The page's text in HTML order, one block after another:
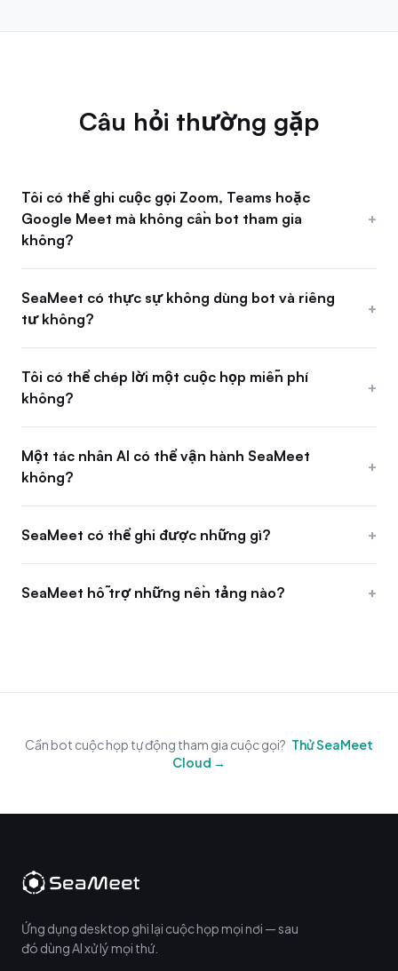
Câu hỏi thường gặp
Tôi có thể ghi cuộc gọi Zoom, Teams hoặc
Google Meet mà không cần bot tham gia
không?
+
SeaMeet có thực sự không dùng bot và riêng
tư không?
+
Tôi có thể chép lời một cuộc họp miễn phí
không?
+
Một tác nhân AI có thể vận hành SeaMeet
không?
+
SeaMeet có thể ghi được những gì? +
SeaMeet hỗ trợ những nền tảng nào? +
Cần bot cuộc họp tự động tham gia cuộc gọi? Thử SeaMeet
Cloud →
Ứng dụng desktop ghi lại cuộc họp mọi nơi — sau
đó dùng AI xử lý mọi thứ.